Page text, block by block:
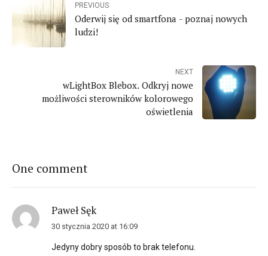
PREVIOUS
Oderwij się od smartfona - poznaj nowych
ludzi!
NEXT
wLightBox Blebox. Odkryj nowe
możliwości sterowników kolorowego
oświetlenia
One comment
Paweł Sęk
30 stycznia 2020 at 16:09
Jedyny dobry sposób to brak telefonu.